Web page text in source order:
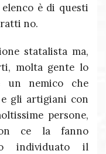
è di questi
no.
statalista ma,
molta gente lo
un nemico che
gli artigiani con
persone,
ce la fanno
individuato il